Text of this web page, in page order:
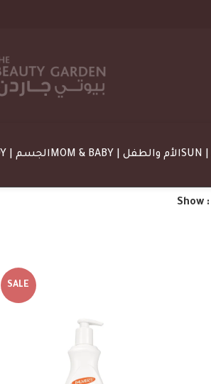
BODY | الجسم MOM & BABY | الأم والطفل
Show
SALE